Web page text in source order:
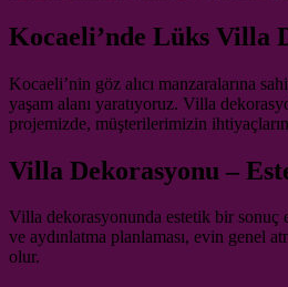
Kocaeli’nde Lüks Villa
Kocaeli’nin göz alıcı manzaralarına
yaşam alanı yaratıyoruz. Villa
projemizde, müşterilerimizin
Villa Dekorasyonu –
Villa dekorasyonunda estetik bir sonuç
ve aydınlatma planlaması, evin genel
olur.